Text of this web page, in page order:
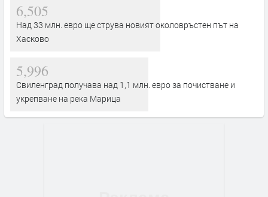
6,505
Над 33 млн. евро ще струва новият околовръстен път на
Хасково
5,996
Свиленград получава над 1,1 млн. евро за почистване и
укрепване на река Марица